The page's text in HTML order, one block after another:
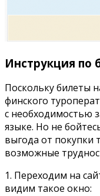
Инструкция по
Поскольку билеты
финского
с необходимостью
языке. Но не
выгода от покупки
возможные
1. Переходим на
видим такое окно: